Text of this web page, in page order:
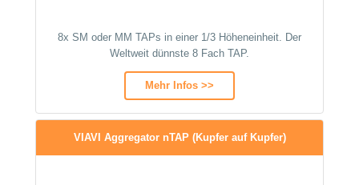
8x SM oder MM TAPs in einer 1/3 Höheneinheit. Der
Weltweit dünnste 8 Fach TAP.
Mehr Infos >>
VIAVI Aggregator nTAP (Kupfer auf Kupfer)